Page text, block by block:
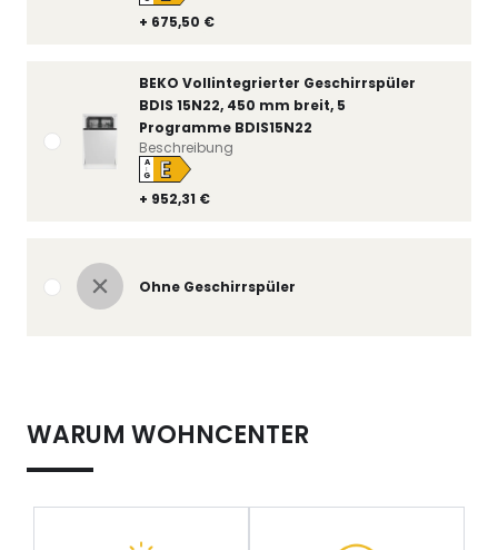
+ 675,50 €
BEKO Vollintegrierter Geschirrspüler
BDIS 15N22, 450 mm breit, 5
Programme BDIS15N22
+ 952,31 €
A
↑
G E
Beschreibung
Ohne Geschirrspüler
WARUM WOHNCENTER